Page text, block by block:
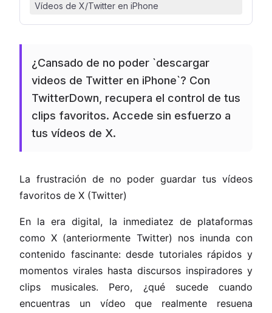
Vídeos de X/Twitter en iPhone
¿Cansado de no poder `descargar
videos de Twitter en iPhone`? Con
TwitterDown, recupera el control de tus
clips favoritos. Accede sin esfuerzo a
tus vídeos de X.
La frustración de no poder guardar tus vídeos
favoritos de X (Twitter)
En la era digital, la inmediatez de plataformas
como X (anteriormente Twitter) nos inunda con
contenido fascinante: desde tutoriales rápidos y
momentos virales hasta discursos inspiradores y
clips musicales. Pero, ¿qué sucede cuando
encuentras un vídeo que realmente resuena